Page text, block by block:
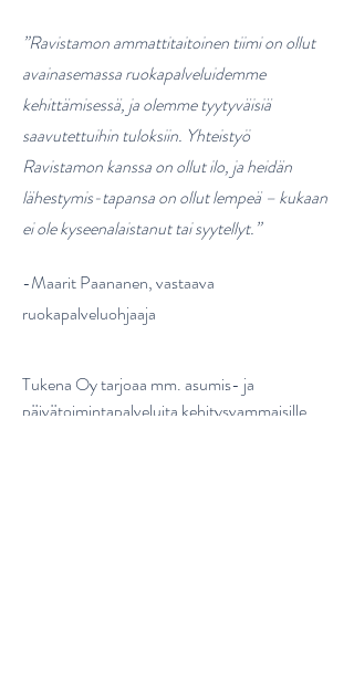
”Ravistamon ammattitaitoinen tiimi on ollut
avainasemassa ruokapalveluidemme
kehittämisessä, ja olemme tyytyväisiä
saavutettuihin tuloksiin. Yhteistyö
Ravistamon kanssa on ollut ilo, ja heidän
lähestymis-tapansa on ollut lempeä – kukaan
ei ole kyseenalaistanut tai syytellyt.”
-Maarit Paananen, vastaava
ruokapalveluohjaaja
Tukena Oy tarjoaa mm. asumis- ja
päivätoimintapalveluita kehitysvammaisille